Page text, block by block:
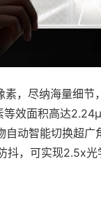
，尽纳海量细节
等效面积高达
自动智能切换超
抖，可实现2.5x